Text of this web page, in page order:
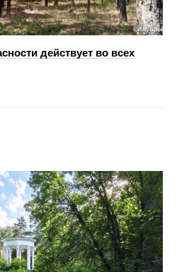
действует во всех